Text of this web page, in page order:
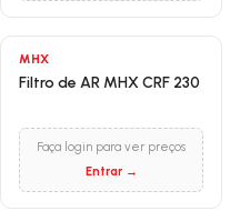
MHX
Filtro de AR MHX CRF 230
Faça login para ver preços
Entrar →